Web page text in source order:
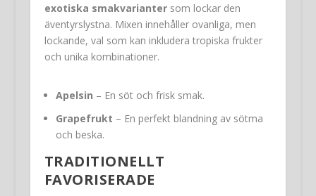
exotiska smakvariantersom lockar den
äventyrslystna. Mixen innehåller ovanliga, men
lockande, val som kan inkludera tropiska frukter
och unika kombinationer.
Apelsin – En söt och frisk smak.
Grapefrukt – En perfekt blandning av sötma
och beska.
TRADITIONELLT
FAVORISERADE